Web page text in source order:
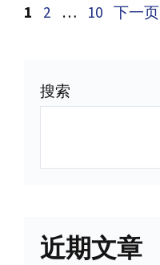
文
页
1
页
2 …
页
10 下一页
搜索
近期文章